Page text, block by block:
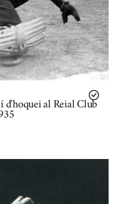
d'hoquei al Reial Club